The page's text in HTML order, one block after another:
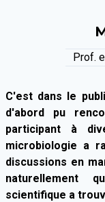
Prof.
C'est dans le
d'abord pu
participant à
microbiologie a
discussions en
naturellement
scientifique a